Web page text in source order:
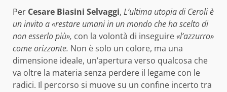
Per Cesare Biasini Selvaggi, L’ultima utopia di Ceroli è
un invito a «restare umani in un mondo che ha scelto di
non esserlo più», con la volontà di inseguire«l’azzurro»
come orizzonte. Non è solo un colore, ma una
dimensione ideale, un’apertura verso qualcosa che
va oltre la materia senza perdere il legame con le
radici. Il percorso si muove su un confine incerto tra